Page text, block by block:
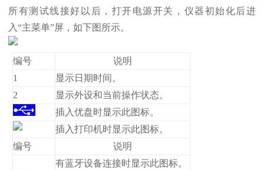
所有测试线接好以后，打开电源开关，仪器初始化后进
入“主菜单”屏，如下图所示。
编号
说明
1
显示日期时间。
2
显示外设和当前操作状态。
插入优盘时显示此图标。
插入打印机时显示此图标。
编号
说明
有蓝牙设备连接时显示此图标。